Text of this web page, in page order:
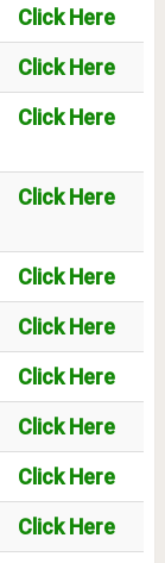
Click Here
Click Here
Click Here
Click Here
Click Here
Click Here
Click Here
Click Here
Click Here
Click Here